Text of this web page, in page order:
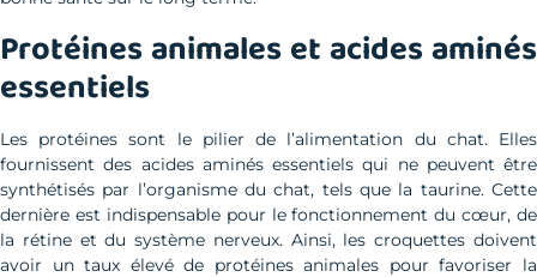
Protéines animales et acides aminés
essentiels
Les protéines sont le pilier de l’alimentation du chat. Elles
fournissent des acides aminés essentiels qui ne peuvent être
synthétisés par l’organisme du chat, tels que la taurine. Cette
dernière est indispensable pour le fonctionnement du cœur, de
la rétine et du système nerveux. Ainsi, les croquettes doivent
avoir un taux élevé de protéines animales pour favoriser la